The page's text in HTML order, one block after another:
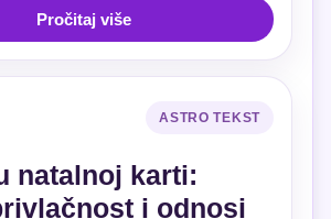
Pročitaj više
ASTRO TEKST
natalnoj karti:
i odnosi